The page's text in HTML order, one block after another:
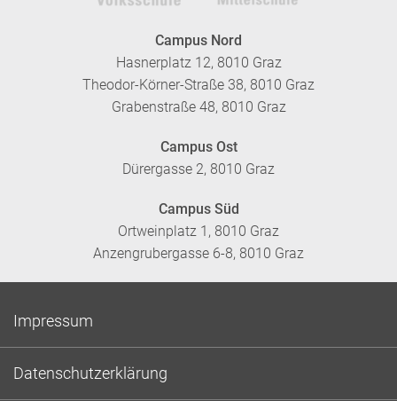
Campus Nord
Hasnerplatz 12, 8010 Graz
Theodor-Körner-Straße 38, 8010 Graz
Grabenstraße 48, 8010 Graz
Campus Ost
Dürergasse 2, 8010 Graz
Campus Süd
Ortweinplatz 1, 8010 Graz
Anzengrubergasse 6-8, 8010 Graz
Impressum
Datenschutzerklärung